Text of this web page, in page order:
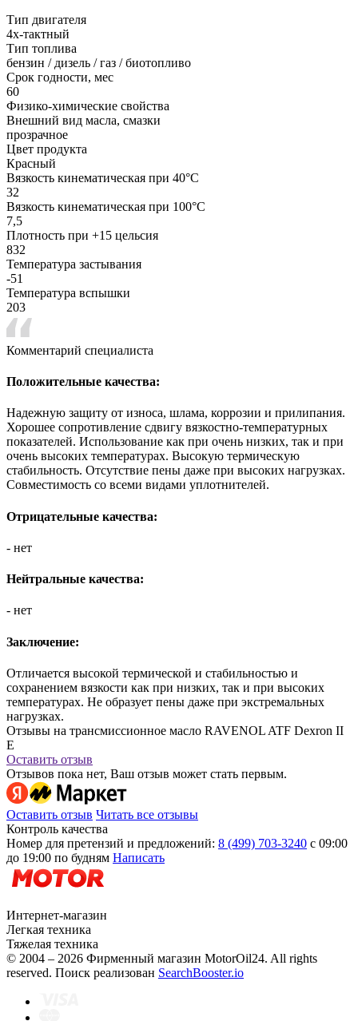
Тип двигателя
4х-тактный
Тип топлива
бензин / дизель / газ / биотопливо
Срок годности, мес
60
Физико-химические свойства
Внешний вид масла, смазки
прозрачное
Цвет продукта
Красный
Вязкость кинематическая при 40°С
32
Вязкость кинематическая при 100°С
7,5
Плотность при +15 цельсия
832
Температура застывания
-51
Температура вспышки
203
Комментарий специалиста
Положительные качества:
Надежную защиту от износа, шлама, коррозии и прилипания.
Хорошее сопротивление сдвигу вязкостно-температурных
показателей. Использование как при очень низких, так и при
очень высоких температурах. Высокую термическую
стабильность. Отсутствие пены даже при высоких нагрузках.
Совместимость со всеми видами уплотнителей.
Отрицательные качества:
- нет
Нейтральные качества:
- нет
Заключение:
Отличается высокой термической и стабильностью и
сохранением вязкости как при низких, так и при высоких
температурах. Не образует пены даже при экстремальных
нагрузках.
Отзывы на трансмиссионное масло RAVENOL ATF Dexron II
E
Оставить отзыв
Отзывов пока нет, Ваш отзыв может стать первым.
Оставить отзыв Читать все отзывы
Контроль качества
Номер для претензий и предложений: 8 (499) 703-3240 с 09:00
до 19:00 по будням Написать
Интернет-магазин
Легкая техника
Тяжелая техника
© 2004 – 2026 Фирменный магазин MotorOil24. All rights
reserved. Поиск реализован SearchBooster.io